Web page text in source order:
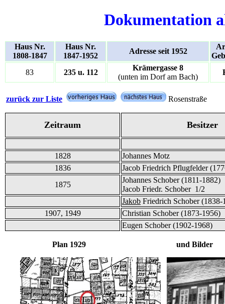
Dokumentation
Haus Nr.
1808-1847
Haus Nr.
1847-1952
Adresse seit 1952
83
235 u. 112
Krämergasse 8
(unten im Dorf am Bach)
zurück zur Liste Rosenstraße
Zeitraum Besitzer
1828
Johannes Motz
1836
Jacob Friedrich Pflugfelder
1875
Johannes Schober (1811-1882)
Jacob Friedr. Schober 1/2
Jakob Friedrich Schober (1838-
1907, 1949
Christian Schober (1873-1956)
Eugen Schober (1902-1968)
Plan 1929 und Bilder